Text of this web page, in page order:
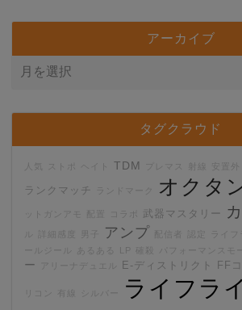
アーカイブ
タグクラウド
人気 TDM プレマス 射線 安置外
ランクマッチ ランドマーク オクタ
コラボ 武器マスタリー
アンプ 配信者 認定 ライフ
確殺 パフォーマンスモ
ー
アリーナデュエル E-ディストリクト FF
有線 ライフラ